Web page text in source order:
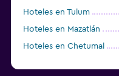
Hoteles en Tulum
Hoteles en Mazatlán
Hoteles en Chetumal